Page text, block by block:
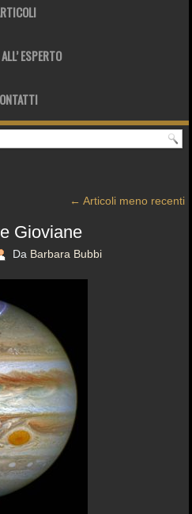
ESPERTO
← Articoli meno recenti
Gioviane
Da Barbara Bubbi